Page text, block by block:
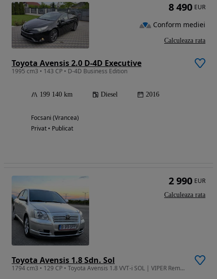
Toyota Avensis 2.0 D-4D Executive
1995 cm3 • 143 CP • D-4D Business Edition
199 140 km Diesel 2016
Focsani (Vrancea)
Privat • Publicat
8 490 EUR
Conform mediei
Calculeaza rata
Toyota Avensis 1.8 Sdn. Sol
1794 cm3 • 129 CP • Toyota Avensis 1.8 VVT-i SOL | VIPER Remote Start| Climă bizonală
2 990 EUR
Calculeaza rata